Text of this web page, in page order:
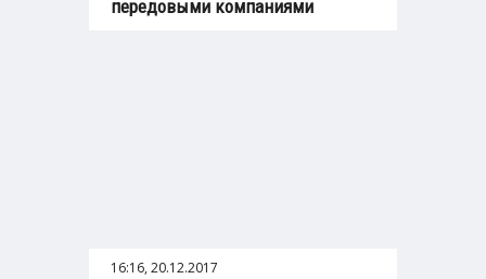
передовыми компаниями
16:16, 20.12.2017